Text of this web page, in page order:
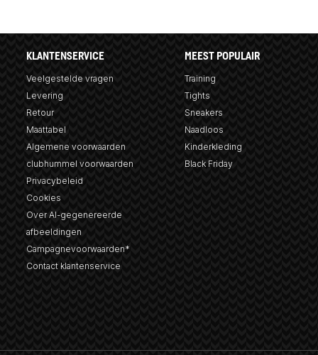
KLANTENSERVICE
Veelgestelde vragen
Levering
Retour
Maattabel
Algemene voorwaarden
clubhummel voorwaarden
Privacybeleid
Cookies
Over AI-gegenereerde
afbeeldingen
Campagnevoorwaarden*
Contact klantenservice
MEEST POPULAIR
Training
Tights
Sneakers
Naadloos
Kinderkleding
Black Friday